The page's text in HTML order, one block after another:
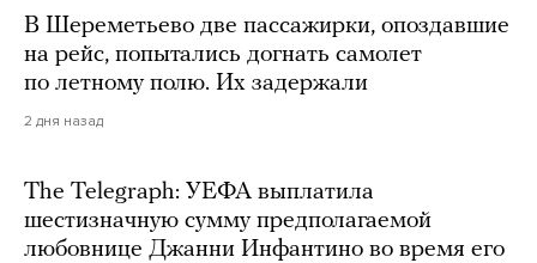
В Шереметьево две пассажирки, опоздавшие
на рейс, попытались догнать самолет
по летному полю. Их задержали
2 дня назад
The Telegraph: УЕФА выплатила
шестизначную сумму предполагаемой
любовнице Джанни Инфантино во время его